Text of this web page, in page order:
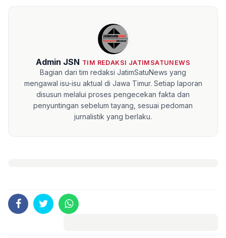
Admin JSN TIM REDAKSI JATIMSATUNEWS
Bagian dari tim redaksi JatimSatuNews yang
mengawal isu-isu aktual di Jawa Timur. Setiap laporan
disusun melalui proses pengecekan fakta dan
penyuntingan sebelum tayang, sesuai pedoman
jurnalistik yang berlaku.